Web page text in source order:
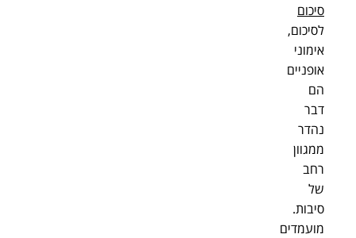
סיכום
לסיכום,
אימוני
אופניים
הם
דבר
נהדר
ממגוון
רחב
של
סיבות.
מועמדים